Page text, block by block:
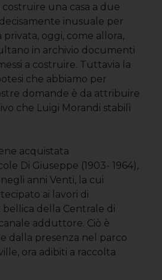
costruire una casa a due
inusuale per
oggi, come allora,
in archivio documenti
a costruire. Tuttavia la
che abbiamo per
domande è da attribuire
che Luigi Morandi stabilì
acquistata
Di Giuseppe (1903- 1964),
anni Venti, la cui
ai lavori di
della Centrale di
adduttore. Ciò è
dalla presenza nel parco
ora adibiti a raccolta